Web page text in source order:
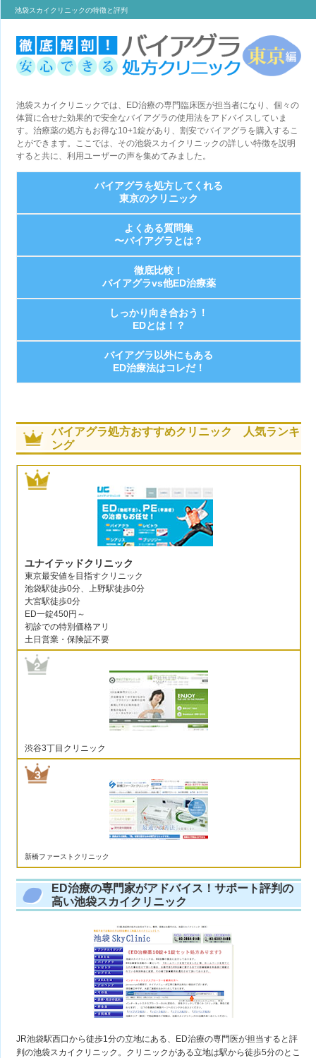
池袋スカイクリニックの特徴と評判
池袋スカイクリニックでは、ED治療の専門臨床医が担当者になり、個々の
体質に合せた効果的で安全なバイアグラの使用法をアドバイスしていま
す。治療薬の処方もお得な10+1錠があり、割安でバイアグラを購入するこ
とができます。ここでは、その池袋スカイクリニックの詳しい特徴を説明
すると共に、利用ユーザーの声を集めてみました。
バイアグラを処方してくれる
東京のクリニック
よくある質問集
〜バイアグラとは？
徹底比較！
バイアグラvs他ED治療薬
しっかり向き合おう！
EDとは！？
バイアグラ以外にもある
ED治療法はコレだ！
バイアグラ処方おすすめクリニック 人気ランキ
ング
ユナイテッドクリニック
東京最安値を目指すクリニック
池袋駅徒歩0分、上野駅徒歩0分
大宮駅徒歩0分
ED一錠450円～
初診での特別価格アリ
土日営業・保険証不要
渋谷3丁目クリニック
新橋ファーストクリニック
ED治療の専門家がアドバイス！サポート評判の
高い池袋スカイクリニック
JR池袋駅西口から徒歩1分の立地にある、ED治療の専門医が担当すると評
判の池袋スカイクリニック。クリニックがある立地は駅から徒歩5分のとこ